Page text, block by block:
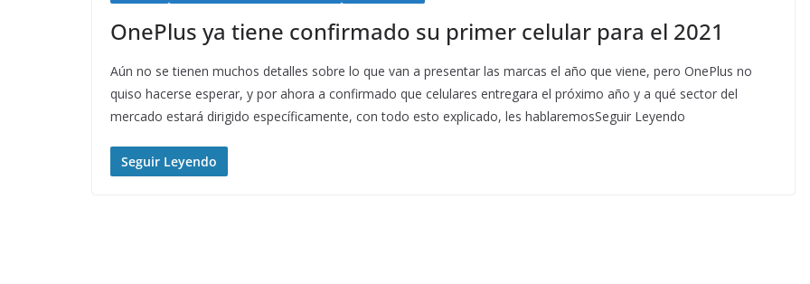
OnePlus ya tiene confirmado su primer celular para el 2021
Aún no se tienen muchos detalles sobre lo que van a presentar las marcas el año que viene, pero OnePlus no
quiso hacerse esperar, y por ahora a confirmado que celulares entregara el próximo año y a qué sector del
mercado estará dirigido específicamente, con todo esto explicado, les hablaremosSeguir Leyendo
Seguir Leyendo